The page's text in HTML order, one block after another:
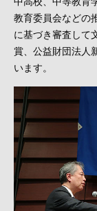
教育委員会などの
に基づき審査して
賞、公益財団法人
います。